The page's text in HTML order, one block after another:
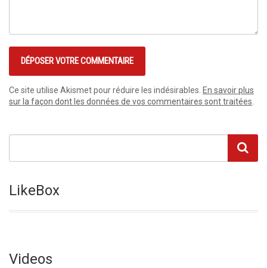
Ce site utilise Akismet pour réduire les indésirables. En savoir plus
sur la façon dont les données de vos commentaires sont traitées
LikeBox
Videos